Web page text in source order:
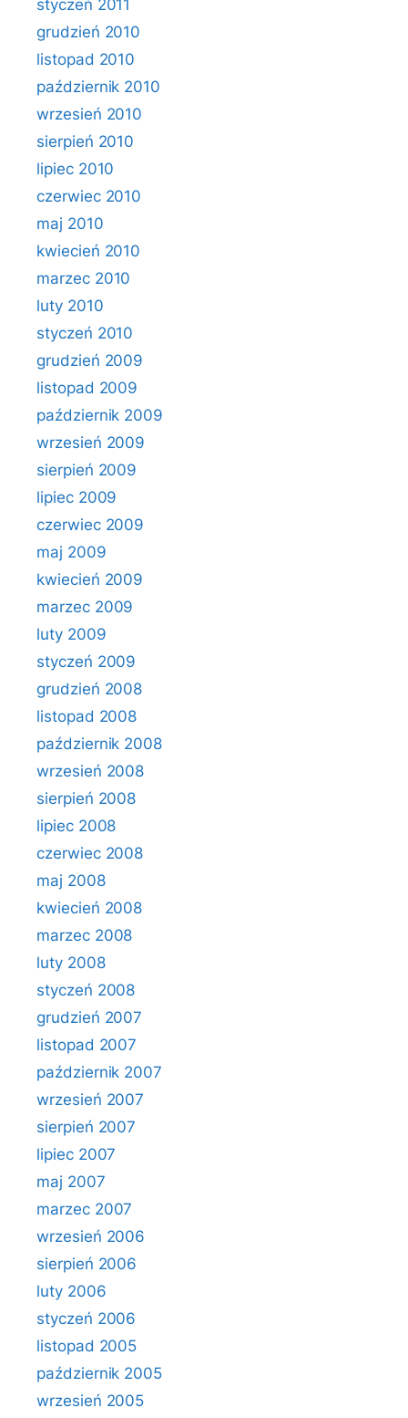
styczeń 2011
grudzień 2010
listopad 2010
październik 2010
wrzesień 2010
sierpień 2010
lipiec 2010
czerwiec 2010
maj 2010
kwiecień 2010
marzec 2010
luty 2010
styczeń 2010
grudzień 2009
listopad 2009
październik 2009
wrzesień 2009
sierpień 2009
lipiec 2009
czerwiec 2009
maj 2009
kwiecień 2009
marzec 2009
luty 2009
styczeń 2009
grudzień 2008
listopad 2008
październik 2008
wrzesień 2008
sierpień 2008
lipiec 2008
czerwiec 2008
maj 2008
kwiecień 2008
marzec 2008
luty 2008
styczeń 2008
grudzień 2007
listopad 2007
październik 2007
wrzesień 2007
sierpień 2007
lipiec 2007
maj 2007
marzec 2007
wrzesień 2006
sierpień 2006
luty 2006
styczeń 2006
listopad 2005
październik 2005
wrzesień 2005